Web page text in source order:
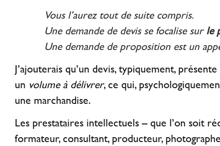
Vous l’aurez tout de suite compris.
Une demande de devis se focalise surle
Une demande de proposition est un
J’ajouterais qu’un devis, typiquement,
un volume à délivrer, ce qui,
une marchandise.
Les prestataires intellectuels – que l’on soit
formateur, consultant, producteur,